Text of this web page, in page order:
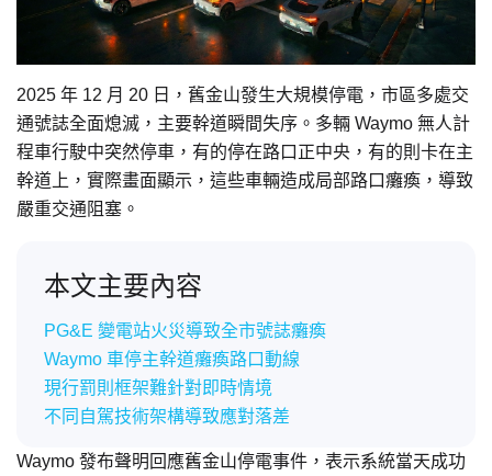
2025 年 12 月 20 日，舊金山發生大規模停電，市區多處交
通號誌全面熄滅，主要幹道瞬間失序。多輛 Waymo 無人計
程車行駛中突然停車，有的停在路口正中央，有的則卡在主
幹道上，實際畫面顯示，這些車輛造成局部路口癱瘓，導致
嚴重交通阻塞。
本文主要內容
PG&E 變電站火災導致全市號誌癱瘓
Waymo 車停主幹道癱瘓路口動線
現行罰則框架難針對即時情境
不同自駕技術架構導致應對落差
Waymo 發布聲明回應舊金山停電事件，表示系統當天成功